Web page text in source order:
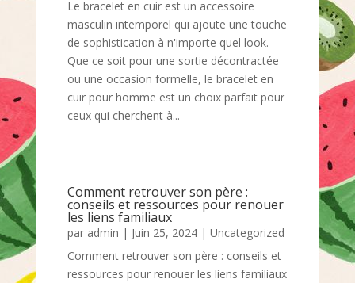
Le bracelet en cuir est un accessoire
masculin intemporel qui ajoute une touche
de sophistication à n'importe quel look.
Que ce soit pour une sortie décontractée
ou une occasion formelle, le bracelet en
cuir pour homme est un choix parfait pour
ceux qui cherchent à...
Comment retrouver son père :
conseils et ressources pour renouer
les liens familiaux
par admin | Juin 25, 2024| Uncategorized
Comment retrouver son père : conseils et
ressources pour renouer les liens familiaux